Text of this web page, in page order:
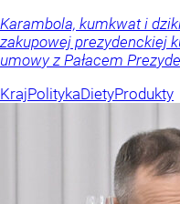
Karambola, kumkwat i
zakupowej prezydenckiej
umowy z Pałacem
KrajPolitykaDietyProdukty